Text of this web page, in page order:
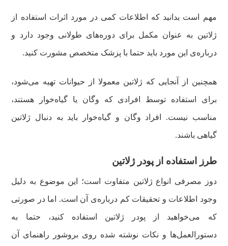
مهم است بدانید که اطلاعات کمی در مورد اثرات استفاده از
ژلاتین به عنوان مکمل برای دوره‌های طولانی وجود دارد و
درباره‌ی این مورد باید حتما با پزشک متخصص مشورت کنید.
همچنین از آنجایی که ژلاتین معمولا از حیوانات تهیه می‌شود،
برای استفاده توسط افرادی که وگان یا گیاه‌خوار هستند،
مناسب نیست. افراد وگان و گیاه‌خوار باید به دنبال ژلاتین
گیاهی باشند.
طرز استفاده از پودر ژلاتین
دوز مصرفی انواع ژلاتین متفاوت است؛ این موضوع به دلیل
وجود اطلاعات و تحقیقات کم درباره‌ی آن است. اما در صورتی
که می‌خواهید از پودر ژلاتین استفاده کنید، حتما به
دستورالعمل‌ها و نکات نوشته شده روی بروشور راهنمای آن